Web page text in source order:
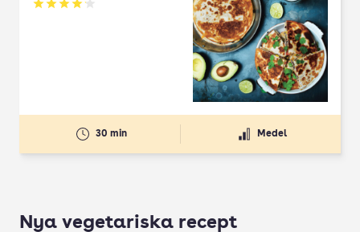
Betyg: 4.11 av 5
30 min Medel
Nya vegetariska recept